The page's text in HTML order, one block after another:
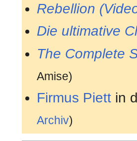
Rebellion
Die ultimative
The Complete
Amise)
Firmus Piett in
Archiv)